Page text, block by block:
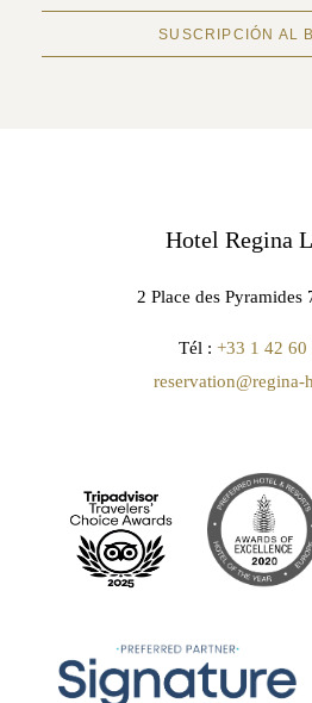
SUSCRIPCIÓN AL
Hotel Regina
2 Place des Pyramides
Tél : +33 1 42 60
reservation@regina-